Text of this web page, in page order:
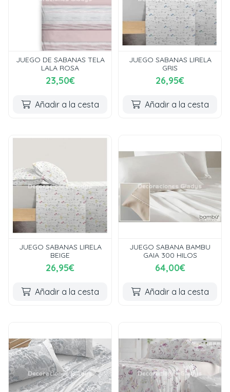
JUEGO DE SABANAS TELA
LALA ROSA
23,50€
Añadir a la cesta
JUEGO SABANAS LIRELA
GRIS
26,95€
Añadir a la cesta
JUEGO SABANAS LIRELA
BEIGE
26,95€
Añadir a la cesta
JUEGO SABANA BAMBU
GAIA 300 HILOS
64,00€
Añadir a la cesta